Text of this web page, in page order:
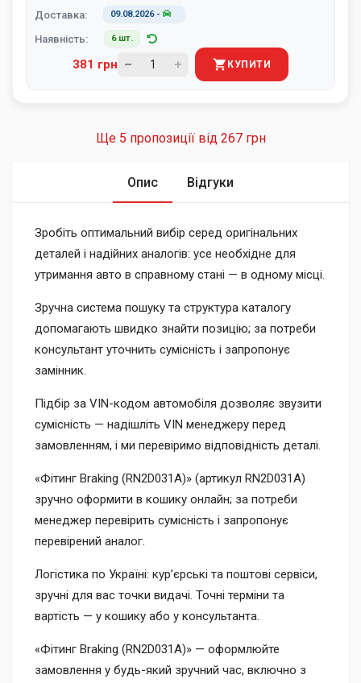
Доставка: 09.08.2026-
Наявність: 6 шт.
381 грн КУПИТИ
Ще 5 пропозиції від 267 грн
Опис Відгуки
Зробіть оптимальний вибір серед оригінальних
деталей і надійних аналогів: усе необхідне для
утримання авто в справному стані — в одному місці.
Зручна система пошуку та структура каталогу
допомагають швидко знайти позицію; за потреби
консультант уточнить сумісність і запропонує
замінник.
Підбір за VIN-кодом автомобіля дозволяє звузити
сумісність — надішліть VIN менеджеру перед
замовленням, і ми перевіримо відповідність деталі.
«Фітинг Braking (RN2D031A)» (артикул RN2D031A)
зручно оформити в кошику онлайн; за потреби
менеджер перевірить сумісність і запропонує
перевірений аналог.
Логістика по Україні: кур’єрські та поштові сервіси,
зручні для вас точки видачі. Точні терміни та
вартість — у кошику або у консультанта.
«Фітинг Braking (RN2D031A)» — оформлюйте
замовлення у будь-який зручний час, включно з